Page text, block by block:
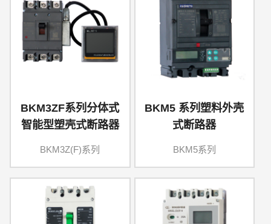
BKM3ZF系列分体式
智能型塑壳式断路器
BKM3Z(F)系列
BKM5 系列塑料外壳
式断路器
BKM5系列